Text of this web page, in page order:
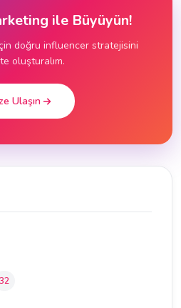
ile Büyüyün!
doğru influencer stratejisini
oluşturalım.
Ulaşın
32